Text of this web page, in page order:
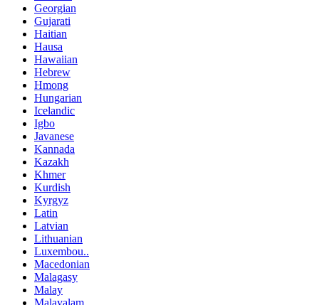
Georgian
Gujarati
Haitian
Hausa
Hawaiian
Hebrew
Hmong
Hungarian
Icelandic
Igbo
Javanese
Kannada
Kazakh
Khmer
Kurdish
Kyrgyz
Latin
Latvian
Lithuanian
Luxembou..
Macedonian
Malagasy
Malay
Malayalam